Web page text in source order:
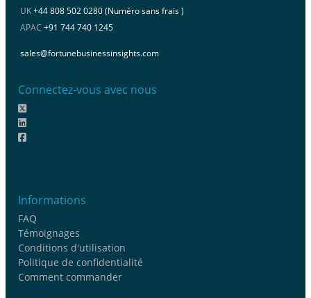
UK+44 808 502 0280 (Numéro sans frais )
APAC +91 744 740 1245
sales@fortunebusinessinsights.com
Connectez-vous avec nous
Informations
FAQ
Témoignages
Conditions d'utilisation
Politique de confidentialité
Comment commander